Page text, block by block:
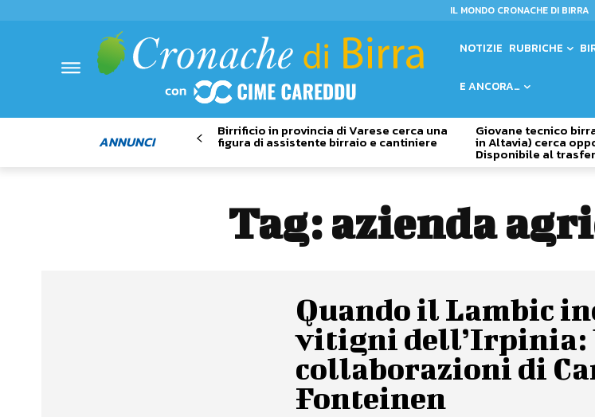
IL MONDO CRONACHE DI BIRRA
NOTIZIE RUBRICHE
E ANCORA…
ANNUNCI
Birrificio in provincia di Varese cerca una
figura di assistente birraio e cantiniere
Giovane tecnico
in Altavia) cerca
Disponibile al
Tag:azienda
Quando il Lambic
vitigni dell’Irpinia:
collaborazioni di
Fonteinen